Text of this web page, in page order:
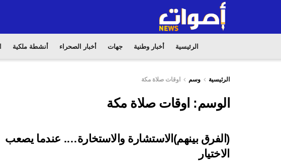
الرئيسية أخبار وطنية جهات أخبار الصحراء أنشطة ملكية
الرئيسية وسم اوقات صلاة مكة
الوسم: اوقات صلاة مكة
(الفرق بينهم)الاستشارة والاستخارة…. عندما يصعب
الاختيار